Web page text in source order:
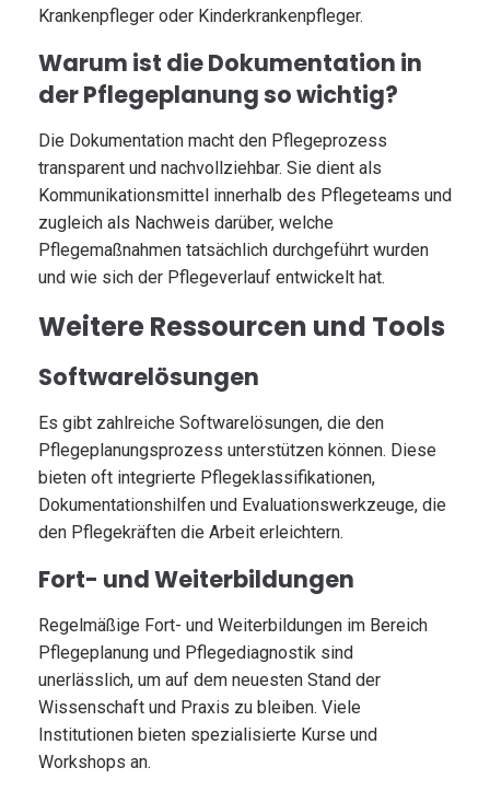
Krankenpfleger oder Kinderkrankenpfleger.
Warum ist die Dokumentation in
der Pflegeplanung so wichtig?
Die Dokumentation macht den Pflegeprozess
transparent und nachvollziehbar. Sie dient als
Kommunikationsmittel innerhalb des Pflegeteams und
zugleich als Nachweis darüber, welche
Pflegemaßnahmen tatsächlich durchgeführt wurden
und wie sich der Pflegeverlauf entwickelt hat.
Weitere Ressourcen und Tools
Softwarelösungen
Es gibt zahlreiche Softwarelösungen, die den
Pflegeplanungsprozess unterstützen können. Diese
bieten oft integrierte Pflegeklassifikationen,
Dokumentationshilfen und Evaluationswerkzeuge, die
den Pflegekräften die Arbeit erleichtern.
Fort- und Weiterbildungen
Regelmäßige Fort- und Weiterbildungen im Bereich
Pflegeplanung und Pflegediagnostik sind
unerlässlich, um auf dem neuesten Stand der
Wissenschaft und Praxis zu bleiben. Viele
Institutionen bieten spezialisierte Kurse und
Workshops an.